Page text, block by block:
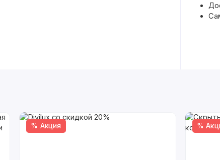
% Акция %